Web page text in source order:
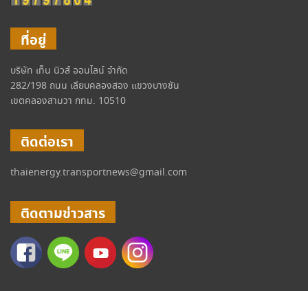
ที่อยู่
บริษัท เท็น นิวส์ ออนไลน์ จำกัด
282/198 ถนน เลียบคลองสอง แขวงบางชัน
เขตคลองสามวา กทม. 10510
ติดต่อเรา
thaienergy.transportnews@gmail.com
ติดตามข่าวสาร